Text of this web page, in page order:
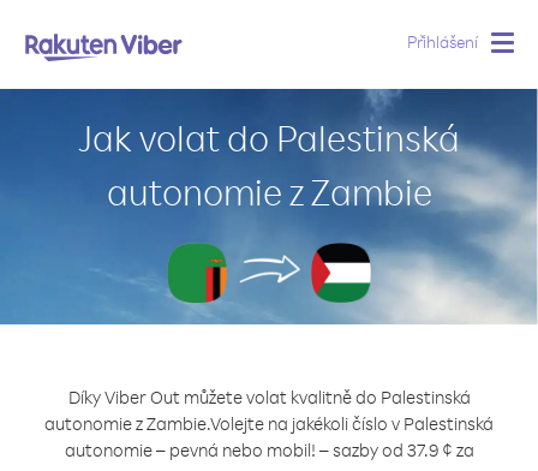
Přihlášení
Jak volat do Palestinská
autonomie z Zambie
Díky Viber Out můžete volat kvalitně do Palestinská
autonomie z Zambie.Volejte na jakékoli číslo v Palestinská
autonomie – pevná nebo mobil! – sazby od 37.9 ¢ za